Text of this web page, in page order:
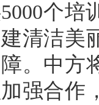
个培
清洁美
。中方
强合作